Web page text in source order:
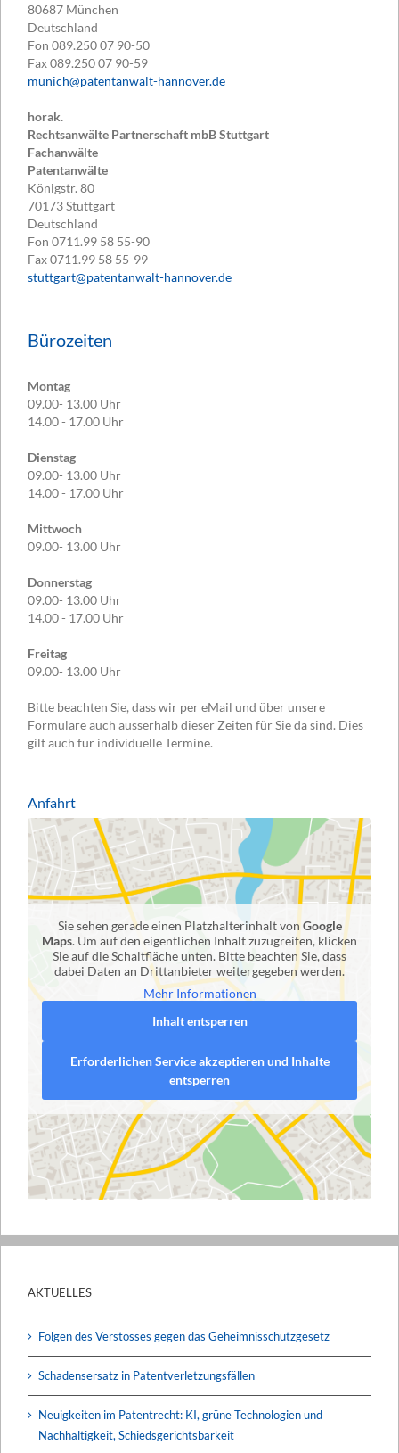
80687 München
Deutschland
Fon 089.250 07 90-50
Fax089.250 07 90-59
munich@patentanwalt-hannover.de
horak.
Rechtsanwälte Partnerschaft mbB Stuttgart
Fachanwälte
Patentanwälte
Königstr. 80
70173Stuttgart
Deutschland
Fon 0711.99 58 55-90
Fax0711.99 58 55-99
stuttgart@patentanwalt-hannover.de
Bürozeiten
Montag
09.00- 13.00 Uhr
14.00 - 17.00 Uhr
Dienstag
09.00- 13.00 Uhr
14.00 - 17.00 Uhr
Mittwoch
09.00- 13.00 Uhr
Donnerstag
09.00- 13.00 Uhr
14.00 - 17.00 Uhr
Freitag
09.00- 13.00 Uhr
Bitte beachten Sie, dass wir per eMail und über unsere
Formulare auch ausserhalb dieser Zeiten für Sie da sind. Dies
gilt auch für individuelle Termine.
Anfahrt
Sie sehen gerade einen Platzhalterinhalt von Google
Maps. Um auf den eigentlichen Inhalt zuzugreifen, klicken
Sie auf die Schaltfläche unten. Bitte beachten Sie, dass
dabei Daten an Drittanbieter weitergegeben werden.
Mehr Informationen
Inhalt entsperren
Erforderlichen Service akzeptieren und Inhalte
entsperren
AKTUELLES
Folgen des Verstosses gegen das Geheimnisschutzgesetz
Schadensersatz in Patentverletzungsfällen
Neuigkeiten im Patentrecht: KI, grüne Technologien und
Nachhaltigkeit, Schiedsgerichtsbarkeit